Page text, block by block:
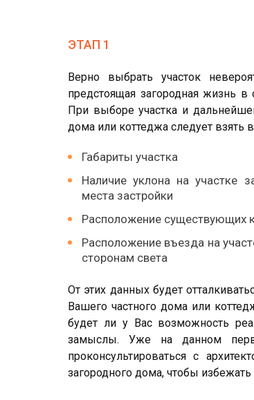
ЭТАП 1
Верно выбрать участок
предстоящая загородная жизнь
При выборе участка и
дома или коттеджа следует взять
Габариты участка
Наличие уклона на участке
места застройки
Расположение существующих
Расположение въезда на
сторонам света
От этих данных будет
Вашего частного дома или
будет ли у Вас возможность
замыслы. Уже на данном
проконсультироваться с
загородного дома, чтобы